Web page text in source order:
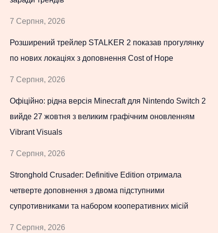
7 Серпня, 2026
Розширений трейлер STALKER 2 показав прогулянку
по нових локаціях з доповнення Cost of Hope
7 Серпня, 2026
Офіційно: рідна версія Minecraft для Nintendo Switch 2
вийде 27 жовтня з великим графічним оновленням
Vibrant Visuals
7 Серпня, 2026
Stronghold Crusader: Definitive Edition отримала
четверте доповнення з двома підступними
супротивниками та набором кооперативних місій
7 Серпня, 2026